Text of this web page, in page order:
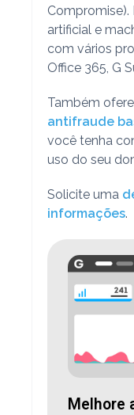
Compromise).
artificial e
com vários
Office 365, G
Também
antifraude
você tenha
uso do seu
Solicite uma
informações.
Melhore